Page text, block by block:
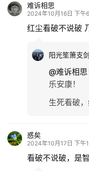
难诉相思
2024年10月16日 下午
红尘看破不说破
阳光笙箫支
@难诉相思
乐安康！
生死看破
惑矣
2024年10月17日 下午
看破不说破，是